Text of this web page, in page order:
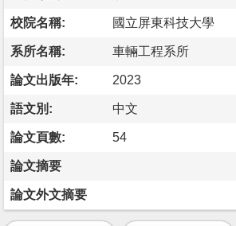
校院名稱: 國立屏東科技大學
系所名稱: 車輛工程系所
論文出版年: 2023
語文別: 中文
論文頁數: 54
論文摘要
論文外文摘要